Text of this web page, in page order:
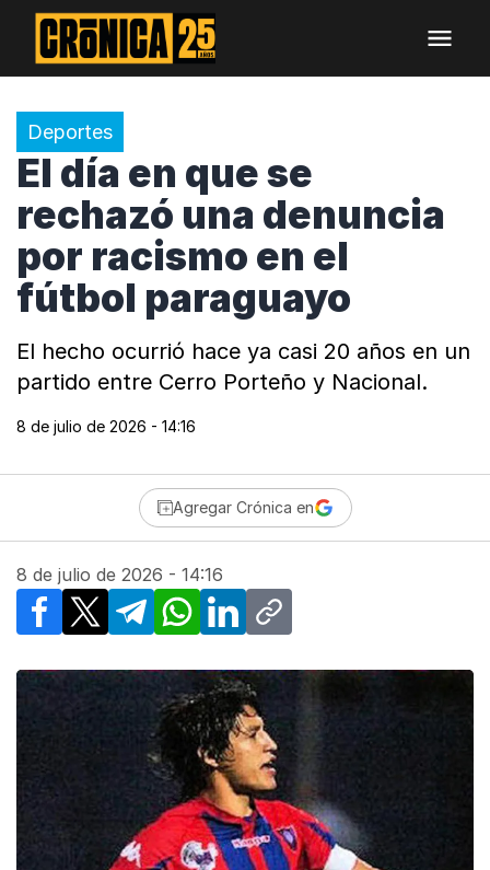
Deportes
El día en que se
rechazó una denuncia
por racismo en el
fútbol paraguayo
El hecho ocurrió hace ya casi 20 años en un
partido entre Cerro Porteño y Nacional.
8 de julio de 2026 - 14:16
Agregar Crónica en
8 de julio de 2026 - 14:16
Facebook
X TelegramWhatsApp
LinkedInCopy link